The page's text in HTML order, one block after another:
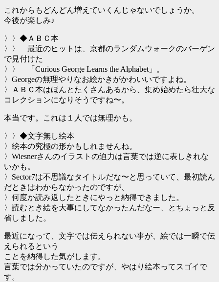
これからもどんどん増えていくんじゃないでしょうか。
今後が楽しみ♪
〉〉◆ＡＢＣ本
〉〉 最近のヒットは、京都のランダムウォークのバーゲン
で見付けた
〉〉 「Curious George Learns the Alphabet」。
〉Georgeの無理やりなお絵かきがかわいいですよね。
〉ＡＢＣ本はほんとたくさんあるから、集め始めたら壮大な
コレクションになりそうですね〜。
本当です。これは１人では無理かも。
〉〉◆文字無し絵本
〉絵本の究極の形かもしれませんね。
〉Wiesnerさんのイラストの迫力は言葉では逆に表しきれな
いかも。
〉Sector7は不思議なタイトルだな〜と思っていて、最初読ん
だときはわからなかったのですが、
〉何度か読み返したときにやっと納得できました。
〉読むとき絵を大事にしてなかったんだなー、とちょっと反
省しました。
最近になって、文字では伝えられない事が、絵では一瞬で伝
えられるという
ことを納得した気がします。
言葉では分かっていたのですが、やはり絵本ってスゴイで
す。